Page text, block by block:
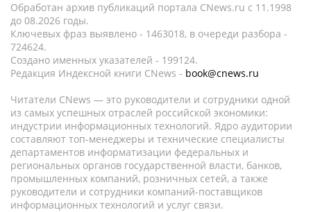
Обработан архив публикаций портала CNews.ru c 11.1998
до 08.2026 годы.
Ключевых фраз выявлено - 1463018, в очереди разбора -
724624.
Создано именных указателей - 199124.
Редакция Индексной книги CNews - book@cnews.ru
Читатели CNews — это руководители и сотрудники одной
из самых успешных отраслей российской экономики:
индустрии информационных технологий. Ядро аудитории
составляют топ-менеджеры и технические специалисты
департаментов информатизации федеральных и
региональных органов государственной власти, банков,
промышленных компаний, розничных сетей, а также
руководители и сотрудники компаний-поставщиков
информационных технологий и услуг связи.